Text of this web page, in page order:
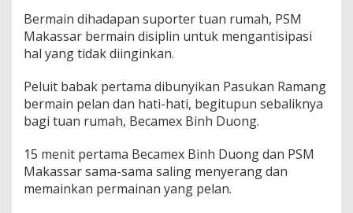
n
I
m
a
n
g
B
c
a
e
Bermain dihadapan suporter tuan rumah, PSM
Makassar bermain disiplin untuk mengantisipasi
hal yang tidak diinginkan.
Peluit babak pertama dibunyikan Pasukan Ramang
bermain pelan dan hati-hati, begitupun sebaliknya
bagi tuan rumah, Becamex Binh Duong.
15 menit pertama Becamex Binh Duong dan PSM
Makassar sama-sama saling menyerang dan
memainkan permainan yang pelan.